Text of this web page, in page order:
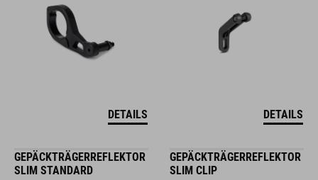
DETAILS DETAILS
GEPÄCKTRÄGERREFLEKTOR
SLIM STANDARD
GEPÄCKTRÄGERREFLEKTOR
SLIM CLIP